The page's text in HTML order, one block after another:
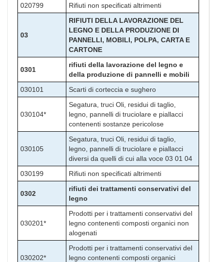
020799
Rifiuti non specificati altrimenti
03
RIFIUTI DELLA LAVORAZIONE DEL
LEGNO E DELLA PRODUZIONE DI
PANNELLI, MOBILI, POLPA, CARTA E
CARTONE
0301
rifiuti della lavorazione del legno e
della produzione di pannelli e mobili
030101
Scarti di corteccia e sughero
030104*
Segatura, truci Oli, residui di taglio,
legno, pannelli di truciolare e piallacci
contenenti sostanze pericolose
030105
Segatura, truci Oli, residui di taglio,
legno, pannelli di truciolare e piallacci
diversi da quelli di cui alla voce 03 01 04
030199
Rifiuti non specificati altrimenti
0302
rifiuti dei trattamenti conservativi del
legno
030201*
Prodotti per i trattamenti conservativi del
legno contenenti composti organici non
alogenati
030202*
Prodotti per i trattamenti conservativi del
legno contenenti composti organici